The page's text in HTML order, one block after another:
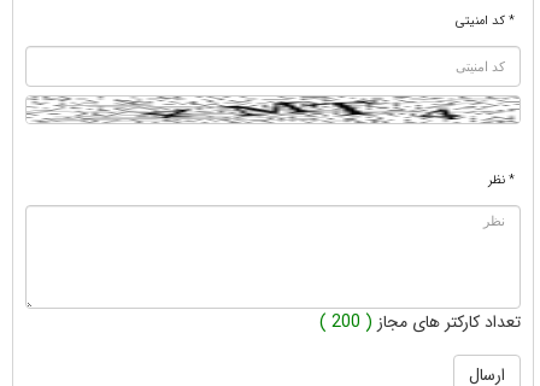
* کد امنیتی
* نظر
تعداد کارکتر های مجاز ( 200 )